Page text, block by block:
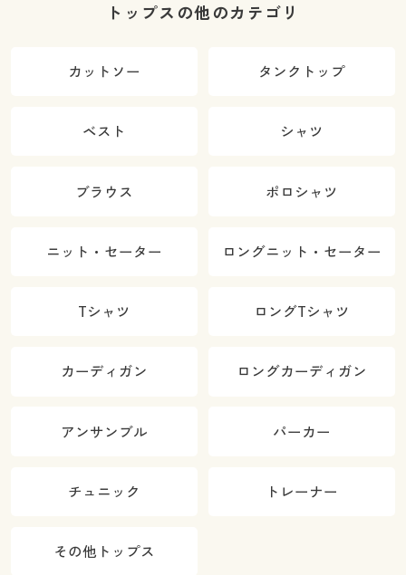
トップスの他のカテゴリ
カットソー タンクトップ
ベスト シャツ
ブラウス ポロシャツ
ニット・セーター ロングニット・セーター
Tシャツ ロングTシャツ
カーディガン ロングカーディガン
アンサンブル パーカー
チュニック トレーナー
その他トップス